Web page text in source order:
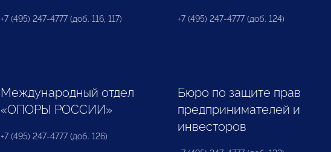
+7 (495) 247-4777 (доб. 116, 117) +7 (495) 247-4777 (доб. 124)
Международный отдел
«ОПОРЫ РОССИИ»
+7 (495) 247-4777 (доб. 126)
Бюро по защите прав
предпринимателей и
инвесторов